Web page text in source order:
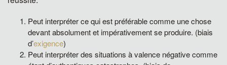
Peut interpréter ce qui est préférable comme une chose
devant absolument et impérativement se produire. (biais
d’exigence)
Peut interpréter des situations à valence négative comme